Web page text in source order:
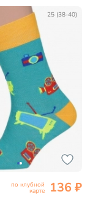
25 (38-40)
по клубной
карте 136 ₽